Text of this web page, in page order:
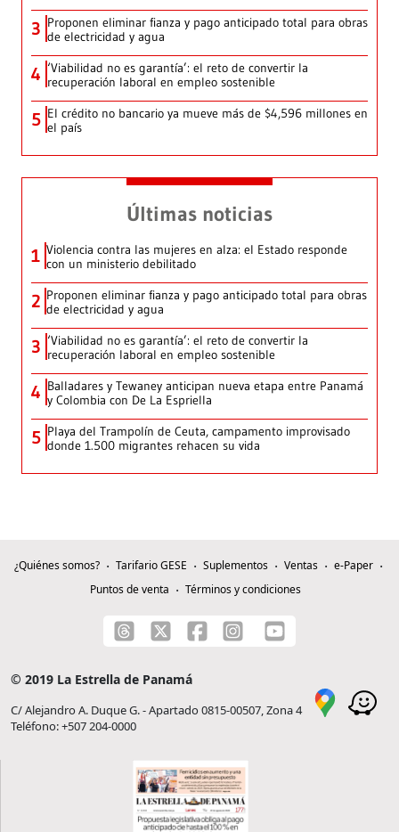
3 Proponen eliminar fianza y pago anticipado total para obras
de electricidad y agua
4 ‘Viabilidad no es garantía’: el reto de convertir la
recuperación laboral en empleo sostenible
5 El crédito no bancario ya mueve más de $4,596 millones en
el país
Últimas noticias
1 Violencia contra las mujeres en alza: el Estado responde
con un ministerio debilitado
2 Proponen eliminar fianza y pago anticipado total para obras
de electricidad y agua
3 ‘Viabilidad no es garantía’: el reto de convertir la
recuperación laboral en empleo sostenible
4 Balladares y Tewaney anticipan nueva etapa entre Panamá
y Colombia con De La Espriella
5 Playa del Trampolín de Ceuta, campamento improvisado
donde 1.500 migrantes rehacen su vida
¿Quiénes somos? Tarifario GESE Suplementos Ventas
e-Paper
Puntos de venta
Términos y condiciones
© 2019 La Estrella de Panamá
C/ Alejandro A. Duque G. - Apartado 0815-00507, Zona 4
Teléfono: +507 204-0000